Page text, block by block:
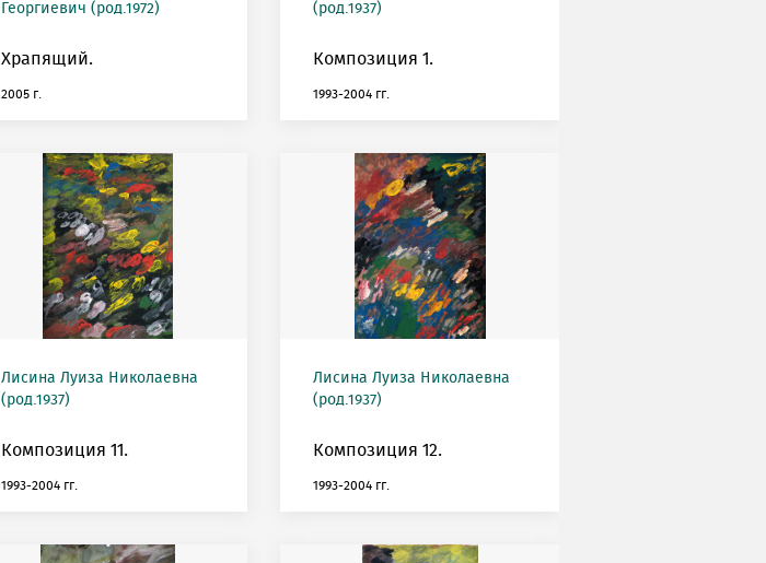
Георгиевич (род.1972)
Храпящий.
2005 г.
(род.1937)
Композиция 1.
1993-2004 гг.
Лисина Луиза Николаевна
(род.1937)
Композиция 11.
1993-2004 гг.
Лисина Луиза Николаевна
(род.1937)
Композиция 12.
1993-2004 гг.